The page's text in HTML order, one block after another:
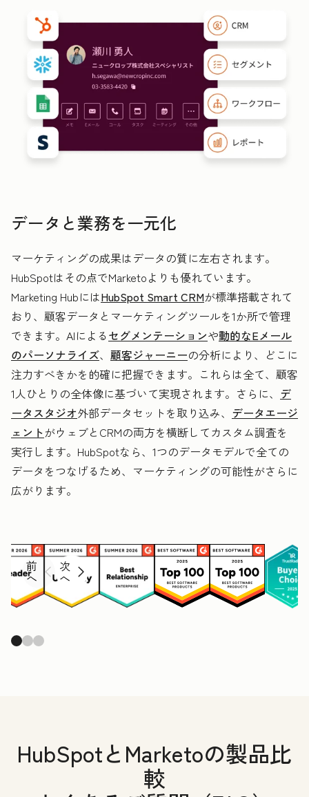
データと業務を一元化
マーケティングの成果はデータの質に左右されます。
HubSpotはその点でMarketoよりも優れています。
Marketing HubにはHubSpot Smart CRMが標準搭載されて
おり、顧客データとマーケティングツールを1か所で管理
できます。AIによるセグメンテーションや動的なEメール
のパーソナライズ、 顧客ジャーニーの分析により、どこに
注力すべきかを的確に把握できます。これらは全て、顧客
1人ひとりの全体像に基づいて実現されます。さらに、 デ
ータスタジオ外部データセットを取り込み、 データエージ
ェントがウェブとCRMの両方を横断してカスタム調査を
実行します。HubSpotなら、1つのデータモデルで全ての
データをつなげるため、マーケティングの可能性がさらに
広がります。
前
へ
次
へ
HubSpotとMarketoの製品比
較